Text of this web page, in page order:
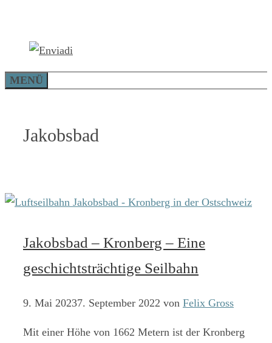
springen
MENÜ
Jakobsbad
Jakobsbad – Kronberg – Eine
geschichtsträchtige Seilbahn
9. Mai 20237. September 2022 von Felix Gross
Mit einer Höhe von 1662 Metern ist der Kronberg